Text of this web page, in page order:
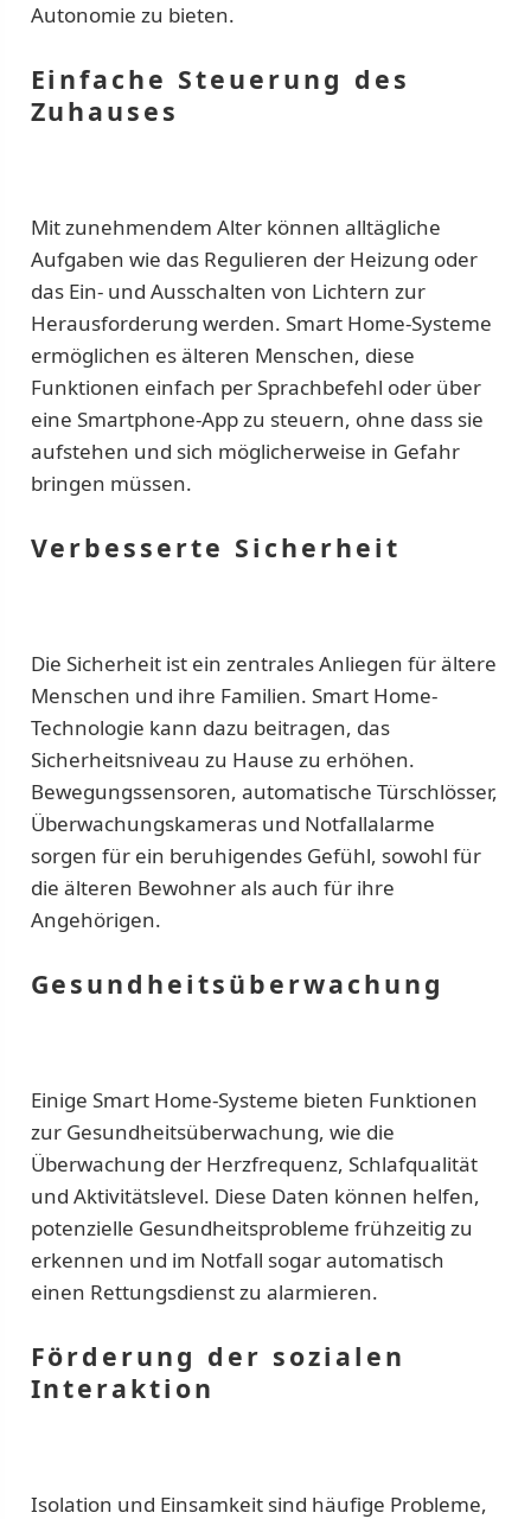
Autonomie zu bieten.
Einfache Steuerung des
Zuhauses
Mit zunehmendem Alter können alltägliche
Aufgaben wie das Regulieren der Heizung oder
das Ein- und Ausschalten von Lichtern zur
Herausforderung werden. Smart Home-Systeme
ermöglichen es älteren Menschen, diese
Funktionen einfach per Sprachbefehl oder über
eine Smartphone-App zu steuern, ohne dass sie
aufstehen und sich möglicherweise in Gefahr
bringen müssen.
Verbesserte Sicherheit
Die Sicherheit ist ein zentrales Anliegen für ältere
Menschen und ihre Familien. Smart Home-
Technologie kann dazu beitragen, das
Sicherheitsniveau zu Hause zu erhöhen.
Bewegungssensoren, automatische Türschlösser,
Überwachungskameras und Notfallalarme
sorgen für ein beruhigendes Gefühl, sowohl für
die älteren Bewohner als auch für ihre
Angehörigen.
Gesundheitsüberwachung
Einige Smart Home-Systeme bieten Funktionen
zur Gesundheitsüberwachung, wie die
Überwachung der Herzfrequenz, Schlafqualität
und Aktivitätslevel. Diese Daten können helfen,
potenzielle Gesundheitsprobleme frühzeitig zu
erkennen und im Notfall sogar automatisch
einen Rettungsdienst zu alarmieren.
Förderung der sozialen
Interaktion
Isolation und Einsamkeit sind häufige Probleme,